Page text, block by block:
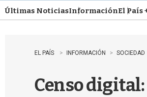
u
Últimas NoticiasInformaciónEl País
EL PAÍS INFORMACIÓN SOCIEDAD
Censo